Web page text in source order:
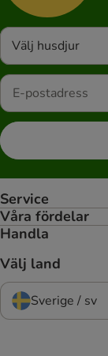
Välj husdjur
Service
Våra fördelar
Handla
Välj land
Sverige / sv